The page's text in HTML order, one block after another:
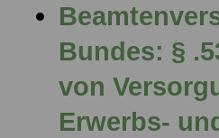
Bundes: §
von
Erwerbs-